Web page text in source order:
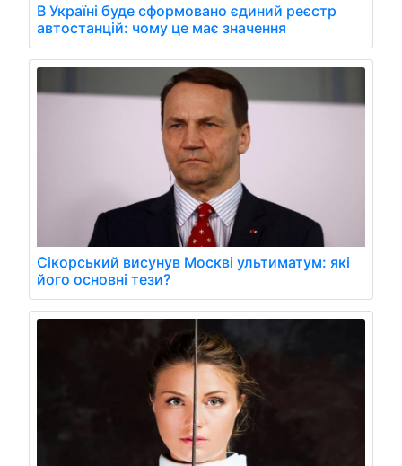
В Україні буде сформовано єдиний реєстр
автостанцій: чому це має значення
Сікорський висунув Москві ультиматум: які
його основні тези?